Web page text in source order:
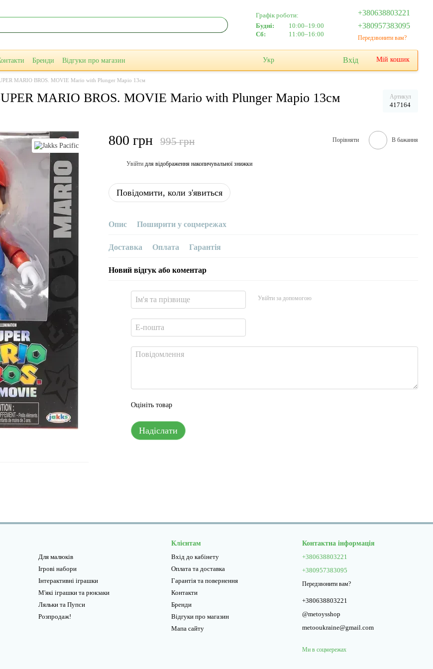
Графік роботи:
Будні:
10:00–19:00
Сб:
11:00–16:00
+380638803221
+380957383095
Передзвонити вам?
Бренди Відгуки про магазин Укр Вхід Мій кошик
MARIO BROS. MOVIE Mario with Plunger Маріо 13см
MARIO BROS. MOVIE Mario with Plunger Маріо 13см Артикул
417164
800 грн 995 грн Порівняти В бажання
Увійти для відображення накопичувальної знижки
Повідомити, коли з'явиться
Опис Поширити у соцмережах
Доставка Оплата Гарантія
Новий відгук або коментар
Увійти за допомогою
Оцініть товар
Надіслати
Для малюків
Ігрові набори
Інтерактивні іграшки
М'які іграшки та рюкзаки
Ляльки та Пупси
Розпродаж!
Клієнтам
Вхід до кабінету
Оплата та доставка
Гарантiя та повернення
Контакти
Бренди
Відгуки про магазин
Мапа сайту
Контактна інформація
+380638803221
+380957383095
Передзвонити вам?
+380638803221
@metoysshop
metooukraine@gmail.com
Ми в соцмережах